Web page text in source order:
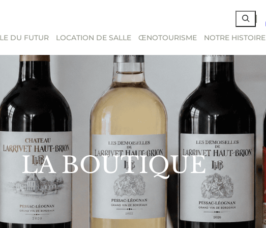
DU FUTUR LOCATION DE SALLE ŒNOTOURISME NOTRE HISTOIRE
LA BOUTIQUE